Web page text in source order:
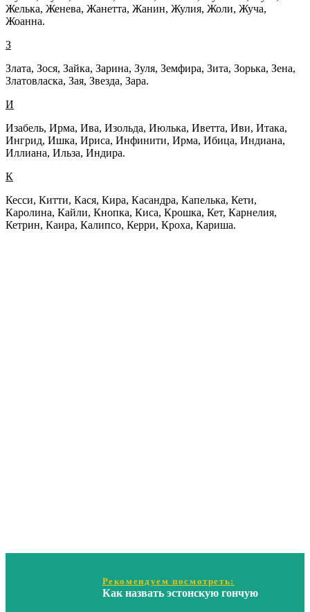
Желька, Женева, Жанетта, Жанин, Жулия, Жоли, Жуча,
Жоанна.
З
Злата, Зося, Зайка, Зарина, Зуля, Земфира, Зита, Зорька, Зена,
Златовласка, Зая, Звезда, Зара.
И
Изабель, Ирма, Ива, Изольда, Июлька, Иветта, Иви, Итака,
Ингрид, Ишка, Ириса, Инфинити, Ирма, Ибица, Индиана,
Иллиана, Ильза, Индира.
К
Кесси, Китти, Кася, Кира, Касандра, Капелька, Кети,
Каролина, Кайли, Кнопка, Киса, Крошка, Кет, Карнелия,
Кетрин, Каира, Калипсо, Керри, Кроха, Кариша.
Рекомендуем посмотреть:
Как назвать эстонскую гончую